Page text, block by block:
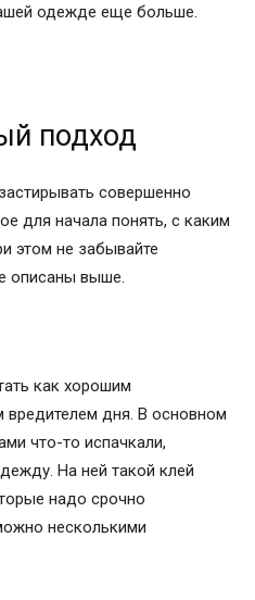
одежде еще больше.
подход
совершенно
для начала понять, с каким
этом не забывайте
описаны выше.
как хорошим
дня. В основном
что-то испачкали,
На ней такой клей
надо срочно
несколькими